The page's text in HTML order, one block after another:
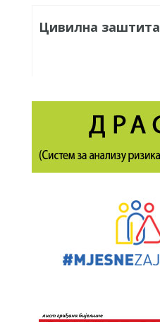
Цивилна заштита